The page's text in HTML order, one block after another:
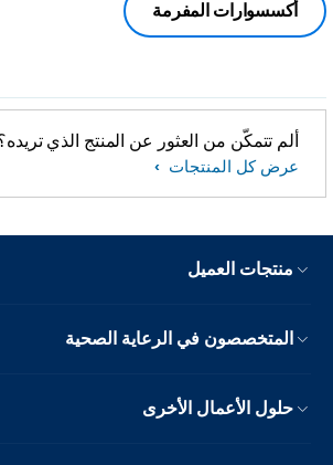
أكسسوارات المفرمة
ألم تتمكّن من العثور عن المنتج الذي تريده؟
عرض كل المنتجات
منتجات العميل
المتخصصون في الرعاية الصحية
حلول الأعمال الأخرى